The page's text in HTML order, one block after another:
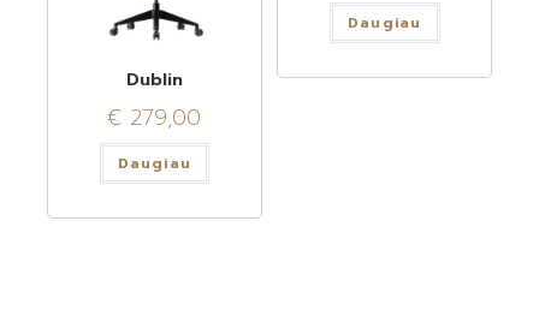
Dublin
€ 279,00
Daugiau
Daugiau